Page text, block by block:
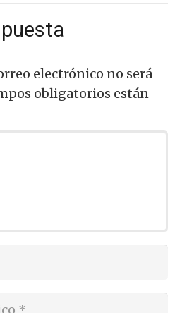
electrónico no será
obligatorios están